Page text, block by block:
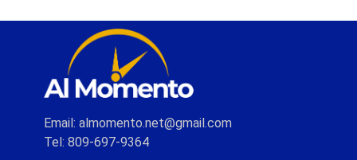
Email: almomento.net@gmail.com
Tel: 809-697-9364